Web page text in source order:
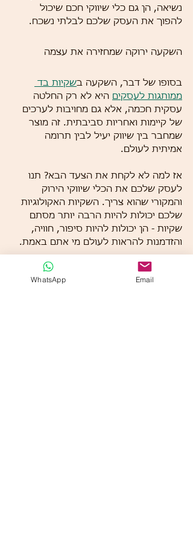
נשיאה, הן גם כלי שיווקי חכם שיכול
להפוך את העסק שלכם לבלתי נשכח.
השקעה ירוקה שמחזירה את עצמה
בסופו של דבר, השקעה בשקיות בד
ממותגות לעסקים היא לא רק החלטה
עסקית חכמה, אלא גם מחויבות לערכים
של קיימות ואחריות סביבתית. זה מוצר
שמחבר בין שיווק יעיל לבין תרומה
אמיתית לעולם.
אז למה לא לקחת את הצעד הבא? תנו
לעסק שלכם את הכלי שיווקי הירוק
והמקורי שהוא צריך. השקיות האקולוגיות
שלכם יכולות להיות הרבה יותר מסתם
שקיות - הן יכולות להיות סיפור, חוויה,
והזדמנות להראות לעולם מי אתם באמת.
התחילו לעצב היום, ותראו איך השקיות
שלכם הופכות לנקודת מפגש בין איכות,
WhatsApp Email